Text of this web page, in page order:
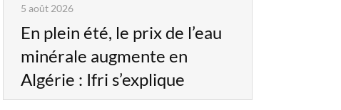
5 août 2026
En plein été, le prix de l’eau
minérale augmente en
Algérie : Ifri s’explique